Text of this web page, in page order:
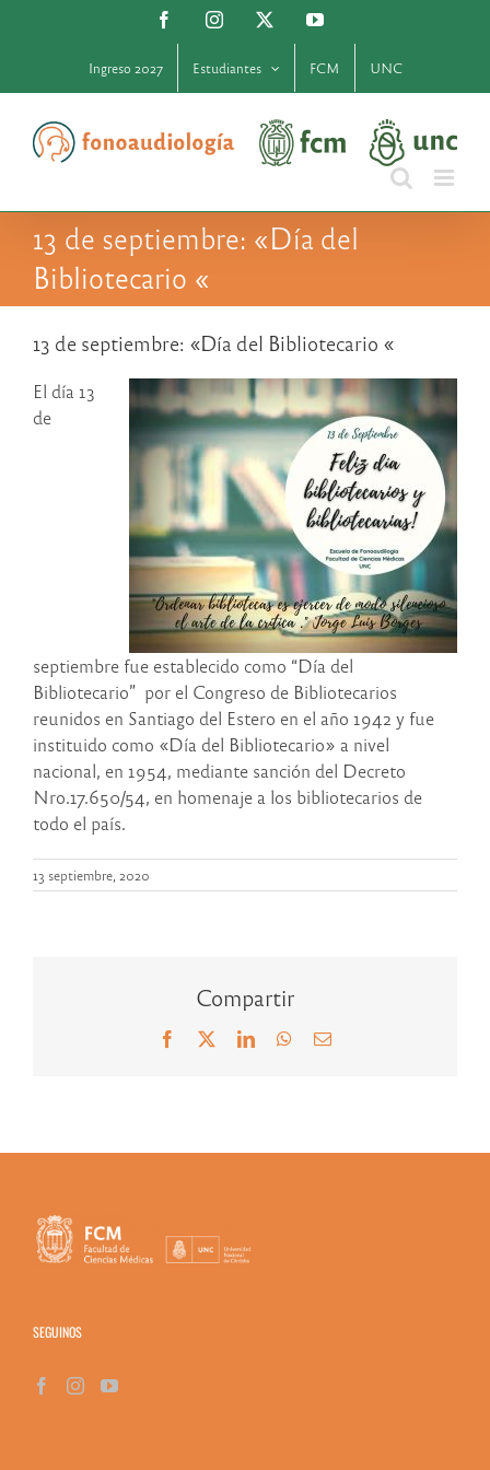
FacebookInstagram YouTube
Ingreso 2027 Estudiantes FCM UNC
13 de septiembre: «Día del
Bibliotecario «
13 de septiembre: «Día del Bibliotecario «
El día 13
de
septiembre fue establecido como “Día del
Bibliotecario” por el Congreso de Bibliotecarios
reunidos en Santiago del Estero en el año 1942 y fue
instituido como «Día del Bibliotecario» a nivel
nacional, en 1954, mediante sanción del Decreto
Nro.17.650/54, en homenaje a los bibliotecarios de
todo el país.
13 septiembre, 2020
Compartir
Facebook LinkedInWhatsApp
Correo
SEGUINOS